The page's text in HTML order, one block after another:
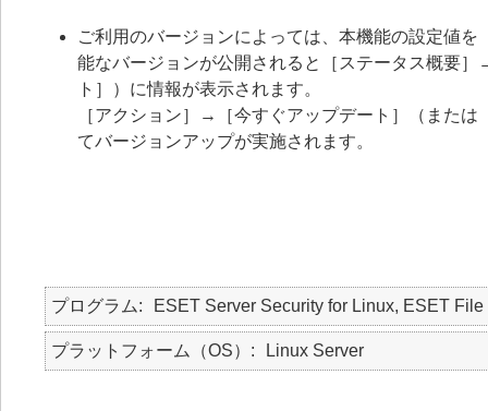
ご利用のバージョンによっては、本機能の設定値
能なバージョンが公開されると［ステータス概要
ト］）に情報が表示されます。
［アクション］→［今すぐアップデート］（また
てバージョンアップが実施されます。
プログラム ESET Server Security for Linux, ESET
プラットフォーム（OS） Linux Server